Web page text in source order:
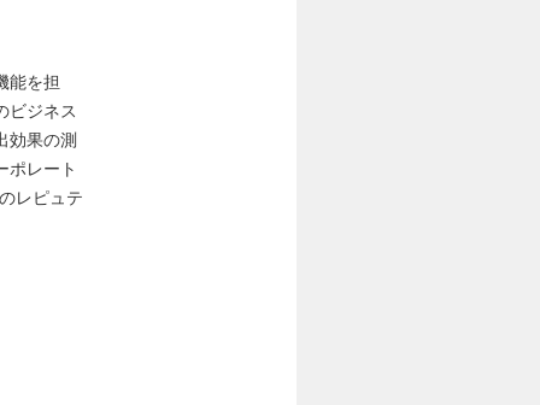
能を担
ビジネス
効果の測
ポレート
レピュテ